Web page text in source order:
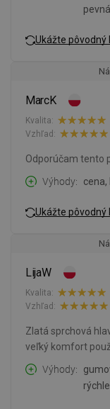
Ukážte
MarcK
Kvalita:
Vzhľad:
Odporúčam tento
Výhody
cena,
Ukážte
LijaW
Kvalita:
Vzhľad:
Zlatá sprchová
veľký komfort
Výhody